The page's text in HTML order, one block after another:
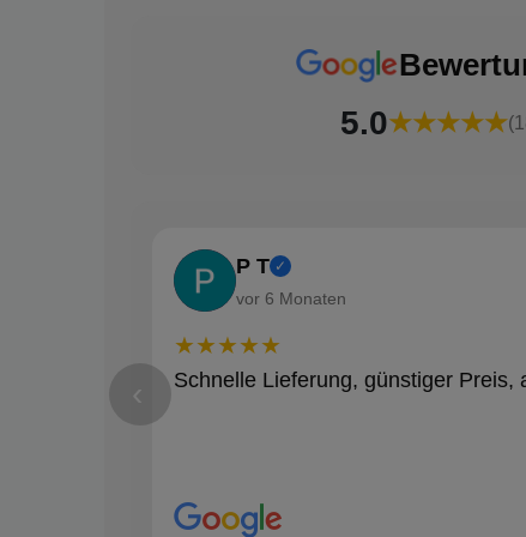
5.0★★★★★
P T ✓
vor 6 Monaten
★★★★★
Schnelle Lieferung, günstiger Preis,